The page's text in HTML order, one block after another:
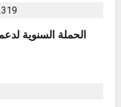
الحملة السنوية